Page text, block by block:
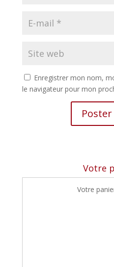
Enregistrer mon nom,
le navigateur pour mon
Votre
Votre